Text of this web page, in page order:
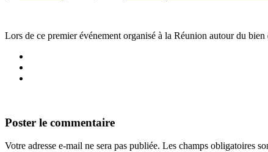
Lors de ce premier événement organisé à la Réunion autour du
Poster le commentaire
Votre adresse e-mail ne sera pas publiée. Les champs obligatoires